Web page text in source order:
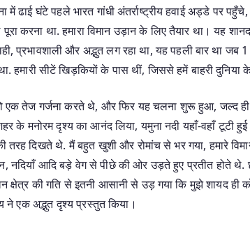
में ढाई घंटे पहले भारत गांधी अंतर्राष्ट्रीय हवाई अड्डे पर
करना था. हमारा विमान उड़ान के लिए तैयार था। यह
प्रभावशाली और अद्भुत लग रहा था, यह पहली बार था
हमारी सीटें खिड़कियों के पास थीं, जिससे हमें बाहरी दुनिया
एक तेज गर्जना करते थे, और फिर यह चलना शुरू हुआ, जल्द
के मनोरम दृश्य का आनंद लिया, यमुना नदी यहाँ-वहाँ टूटी हुई
तरह दिखते थे. मैं बहुत खुशी और रोमांच से भर गया, हमारे
नदियाँ आदि बड़े वेग से पीछे की ओर उड़ते हुए प्रतीत होते
क्षेत्र की गति से इतनी आसानी से उड़ गया कि मुझे शायद
ने एक अद्भुत दृश्य प्रस्तुत किया।